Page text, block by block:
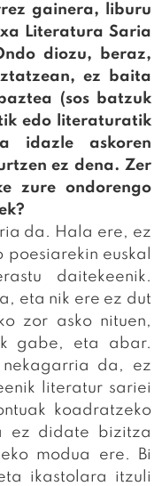
gainera, liburu
Literatura Saria
diozu, beraz,
ez baita
(sos batzuk
edo literaturatik
idazle askoren
ez dena. Zer
zure ondorengo
da. Hala ere, ez
euskal
daitekeenik.
eta nik ere ez dut
zor asko nituen,
gabe, eta abar.
nekagarria da, ez
literatur sariei
koadratzeko
ez didate bizitza
modua ere. Bi
ikastolara itzuli